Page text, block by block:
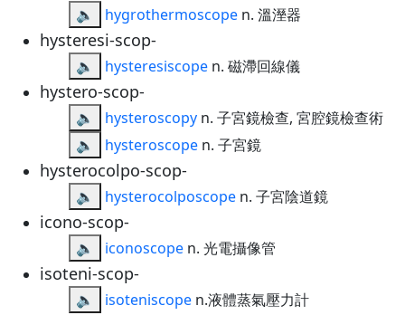
🔈 hygrothermoscope n. 溫溼器
hysteresi-scop-
🔈 hysteresiscope n. 磁滯回線儀
hystero-scop-
🔈 hysteroscopy n. 子宮鏡檢查, 宮腔鏡檢查術
🔈
hysteroscope n. 子宮鏡
hysterocolpo-scop-
🔈 hysterocolposcope n. 子宮陰道鏡
icono-scop-
🔈 iconoscope n. 光電攝像管
isoteni-scop-
🔈 isoteniscope n.液體蒸氣壓力計